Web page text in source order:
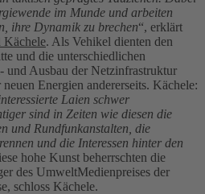
im Munde und arbeiten
ihre Dynamik zu brechen“, erklärt
Kächele. Als Vehikel dienten den
und die unterschiedlichen
und Ausbau der Netzinfrastruktur
Energien andererseits. Kächele:
Laien schwer
sind in Zeiten wie diesen die
und Rundfunkanstalten, die
und die Interessen hinter den
hohe Kunst beherrschten die
des UmweltMedienpreises der
schloss Kächele.